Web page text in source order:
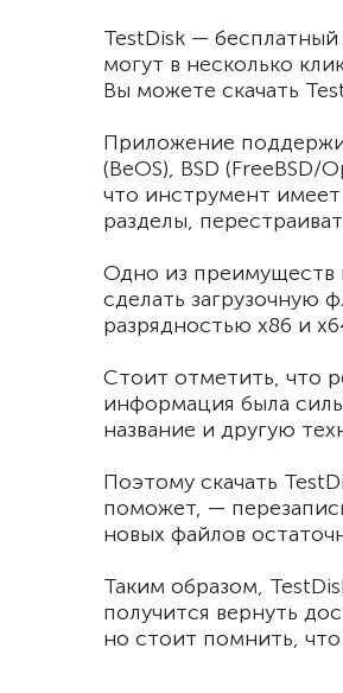
TestDisk —
могут в несколько
Вы можете скачать
Приложение
(BeOS), BSD (FreeBSD/
что инструмент
разделы,
Одно из преимуществ
сделать загрузочную
разрядностью x86 и
Стоит отметить, что
информация была
название и другую
Поэтому скачать
поможет, —
новых файлов
Таким образом,
получится вернуть
но стоит помнить,